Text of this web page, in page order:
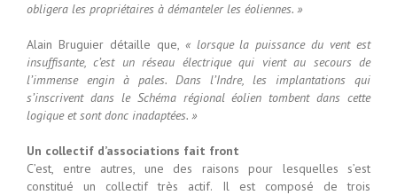
obligera les propriétaires à démanteler les éoliennes. »
Alain Bruguier détaille que, « lorsque la puissance du vent est
insuffisante, c’est un réseau électrique qui vient au secours de
l’immense engin à pales. Dans l’Indre, les implantations qui
s’inscrivent dans le Schéma régional éolien tombent dans cette
logique et sont donc inadaptées. »
Un collectif d’associations fait front
C’est, entre autres, une des raisons pour lesquelles s’est
constitué un collectif très actif. Il est composé de trois